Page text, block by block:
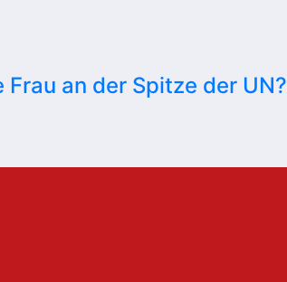
Frau an der Spitze der UN?